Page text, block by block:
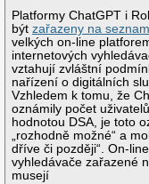
Platformy ChatGPT i
býtzařazeny na seznam
velkých on-line
internetových
vztahují zvláštní
nařízení o digitálních
Vzhledem k tomu, že
oznámily počet
hodnotou DSA, je toto
„rozhodně možné“ a
dříve či později“. On-
vyhledávače zařazené
musejí